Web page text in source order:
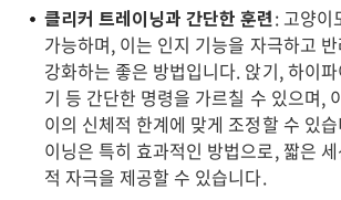
클리커 트레이닝과 간단한 훈련: 고양이
가능하며, 이는 인지 기능을 자극하고
강화하는 좋은 방법입니다. 앉기, 하이
기 등 간단한 명령을 가르칠 수 있으며,
이의 신체적 한계에 맞게 조정할 수 있
이닝은 특히 효과적인 방법으로, 짧은
적 자극을 제공할 수 있습니다.